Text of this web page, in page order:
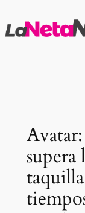
al
supera